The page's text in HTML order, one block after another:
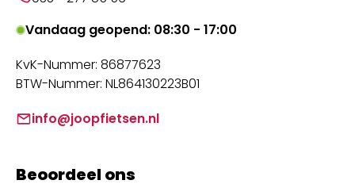
Vandaag geopend: 08:30 - 17:00
KvK-Nummer: 86877623
BTW-Nummer: NL864130223B01
info@joopfietsen.nl
Beoordeel ons